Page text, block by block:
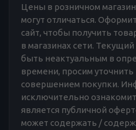
Цены в розничном
могут отличаться.
сайт, чтобы получить
в магазинах сети.
быть неактуальным в
времени, просим
совершением покупки.
исключительно
является публичной
может содержать /